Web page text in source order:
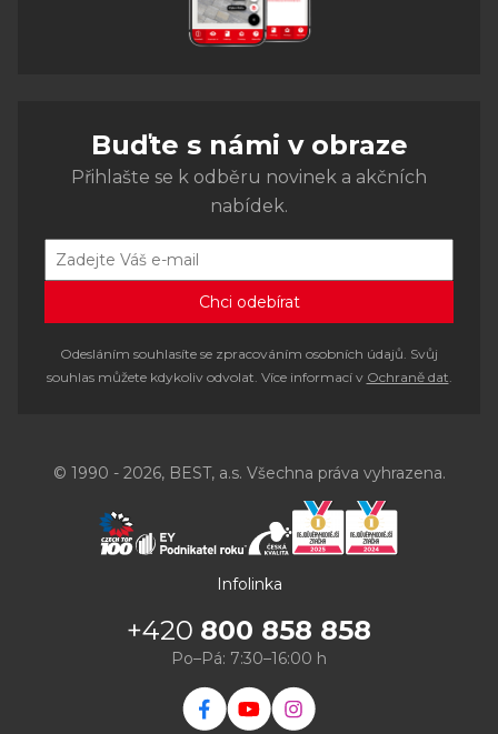
Buďte s námi v obraze
Přihlašte se k odběru novinek a akčních
nabídek.
Odesláním souhlasíte se zpracováním osobních údajů. Svůj
souhlas můžete kdykoliv odvolat. Více informací v Ochraně dat.
© 1990 - 2026, BEST, a.s. Všechna práva vyhrazena.
Infolinka
+420 800 858 858
Po–Pá: 7:30–16:00 h